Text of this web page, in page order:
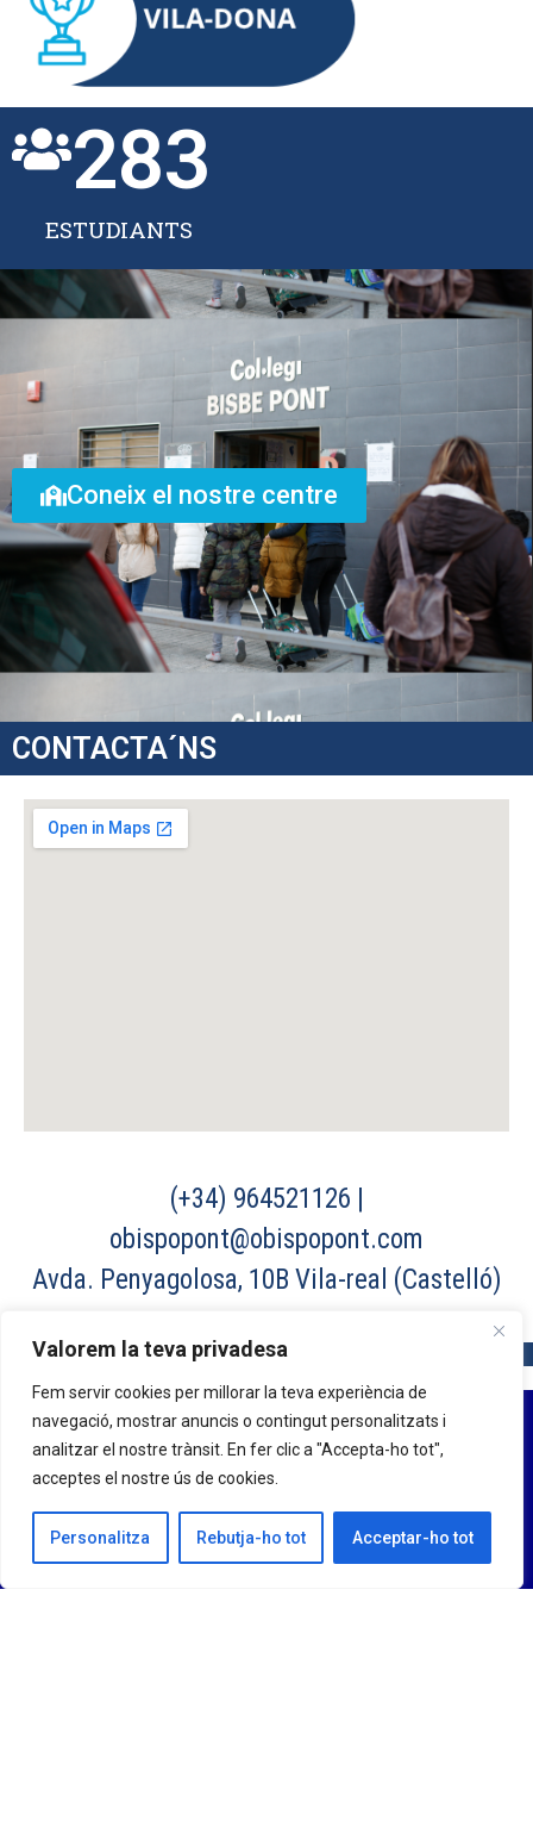
Valorem la teva privadesa
Fem servir cookies per millorar la teva experiència de
navegació, mostrar anuncis o contingut personalitzats i
analitzar el nostre trànsit. En fer clic a "Accepta-ho tot",
acceptes el nostre ús de cookies.
Personalitza Rebutja-ho tot Acceptar-ho tot
ESTUDIANTS
283
Coneix el nostre centre
CONTACTA´NS
(+34) 964521126 |
obispopont@obispopont.com
Avda. Penyagolosa, 10B Vila-real (Castelló)